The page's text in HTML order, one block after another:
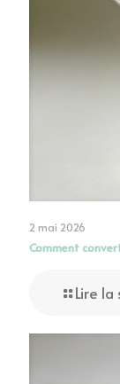
2 mai 2026
Comment
Lire la